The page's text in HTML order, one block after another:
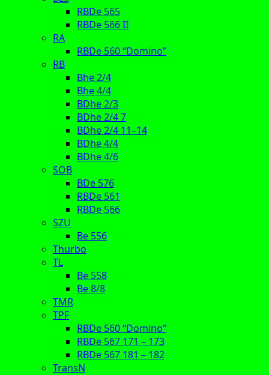
RBDe 565
RBDe 566 II
RA
RBDe 560 “Domino”
RB
Bhe 2/4
Bhe 4/4
BDhe 2/3
BDhe 2/4 7
BDhe 2/4 11–14
BDhe 4/4
BDhe 4/6
SOB
BDe 576
RBDe 561
RBDe 566
SZU
Be 556
Thurbo
TL
Be 558
Be 8/8
TMR
TPF
RBDe 560 “Domino”
RBDe 567 171 – 173
RBDe 567 181 – 182
TransN